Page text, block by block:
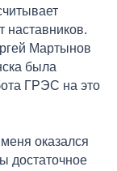
наставников.
Мартынов
была
ГРЭС на это
оказался
достаточное